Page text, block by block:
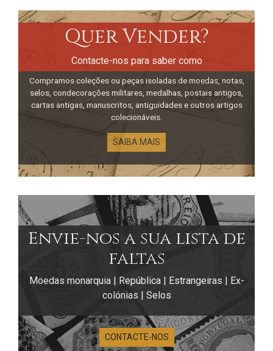
Quer Vender?
Contacte-nos para saber como
Compramos coleções ou peças isoladas de moedas, notas,
selos, condecorações militares, medalhas, postais antigos,
cartas antigas, manuscritos, antiguidades e outros artigos
colecionáveis.
SAIBA MAIS
Envie-nos a sua lista de
faltas
Moedas monarquia | República | Estrangeiras | Ex-
colónias | Selos
CONTACTE-NOS